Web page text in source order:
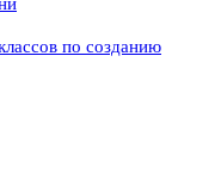
по созданию